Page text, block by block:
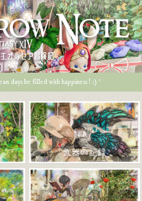
エオルゼア冒険記
days be filled with happiness ! :) *
武器の記録